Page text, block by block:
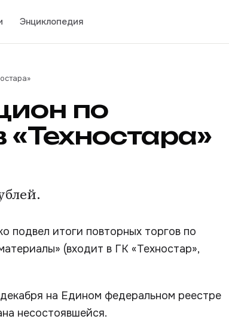
Энциклопедия
по
подвел итоги повторных торгов по
(входит в ГК «Техностар»,
на Едином федеральном реестре
несостоявшейся.